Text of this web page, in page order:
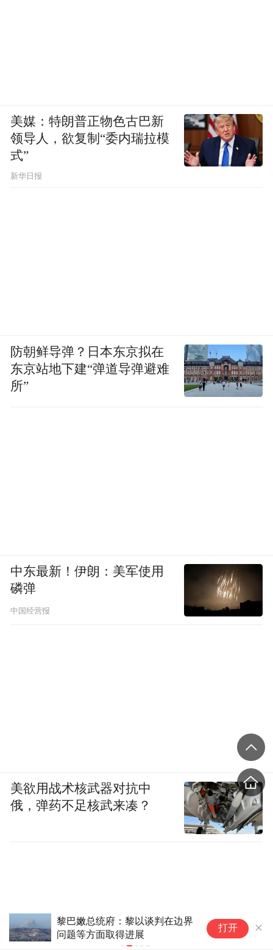
黎巴嫩总统府：黎以谈判在边界
问题等方面取得进展
打开
美媒：特朗普正物色古巴新
领导人，欲复制“委内瑞拉模
式”
新华日报
防朝鲜导弹？日本东京拟在
东京站地下建“弹道导弹避难
所”
中东最新！伊朗：美军使用
磷弹
中国经营报
美欲用战术核武器对抗中
俄，弹药不足核武来凑？